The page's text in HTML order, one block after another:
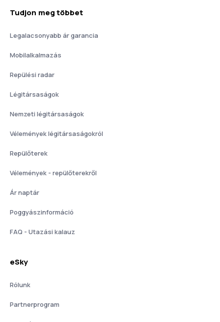
Tudjon meg többet
Legalacsonyabb ár garancia
Mobilalkalmazás
Repülési radar
Légitársaságok
Nemzeti légitársaságok
Vélemények légitársaságokról
Repülőterek
Vélemények - repülőterekről
Ár naptár
Poggyászinformáció
FAQ - Utazási kalauz
eSky
Rólunk
Partnerprogram